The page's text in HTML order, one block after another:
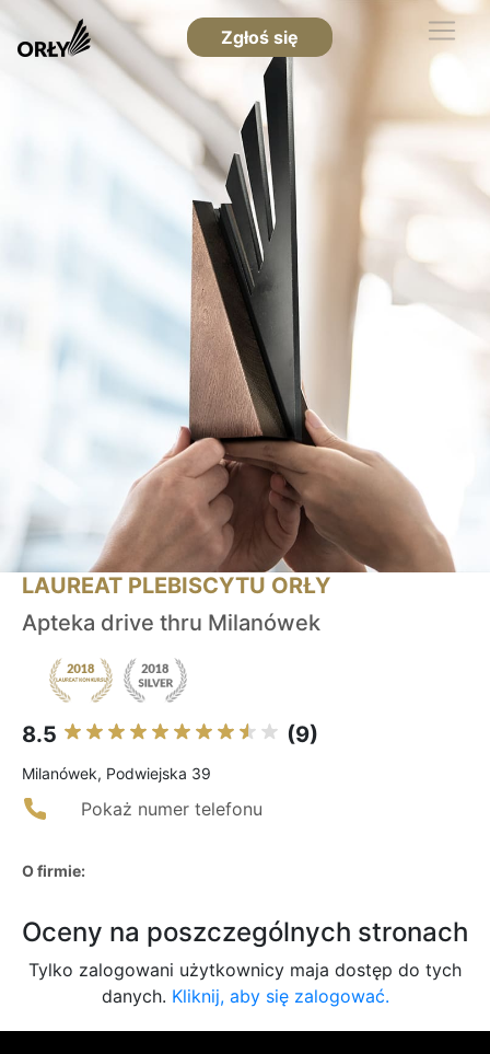
Zgłoś się
LAUREAT PLEBISCYTU ORŁY
Apteka drive thru Milanówek
8.5 (9)
Milanówek, Podwiejska 39
Pokaż numer telefonu
O firmie:
Oceny na poszczególnych stronach
Tylko zalogowani użytkownicy maja dostęp do tych
danych. Kliknij, aby się zalogować.